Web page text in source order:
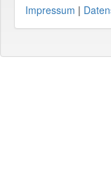
Impressum |